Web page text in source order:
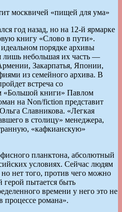
год назад, но на 12-й ярмарке
книгу «Слово в пути».
порядке архивы
лишь небольшая их часть —
Закарпатья, Японии,
из семейного архива. В
встреча со
«Большой книги» Павлом
на Non/fiction представит
Славникова. «Легкая
в столицу» менеджера,
«кафкианскую»
планктона, абсолютный
условиях. Сейчас людям
но нет того, против чего можно
пытается быть
времени у него это не
процессе романа».